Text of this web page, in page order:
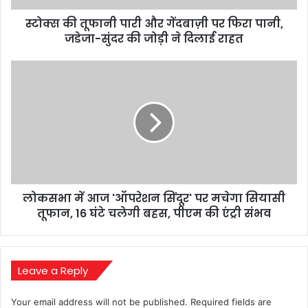
पानी,
जडेजा-स्टोक्स की तूफानी पारी और गेंदबाज़ी पर फिरा पानी,
जडेजा-सुंदर की जोड़ी ने दिलाई राहत
तूफान,
बहस,
की
एंट्री
संभव
लोकसभा में आज 'ऑपरेशन सिंदूर' पर मचेगा सियासी
तूफान, 16 घंटे चलेगी बहस, पीएम की एंट्री संभव
Leave a Reply
Your email address will not be published. Required fields are